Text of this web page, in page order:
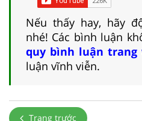
Nếu thấy hay, hãy
nhé! Các bình luận
quy bình luận trang
luận vĩnh viễn.
Trang trước